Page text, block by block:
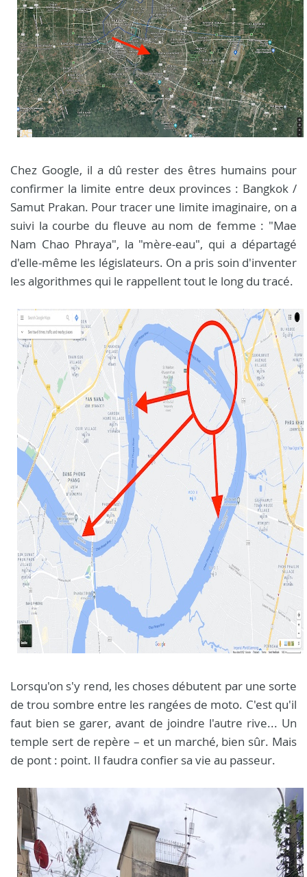
Chez Google, il a dû rester des êtres humains pour
confirmer la limite entre deux provinces : Bangkok /
Samut Prakan. Pour tracer une limite imaginaire, on a
suivi la courbe du fleuve au nom de femme : "Mae
Nam Chao Phraya", la "mère-eau", qui a départagé
d'elle-même les législateurs. On a pris soin d'inventer
les algorithmes qui le rappellent tout le long du tracé.
Lorsqu'on s'y rend, les choses débutent par une sorte
de trou sombre entre les rangées de moto. C'est qu'il
faut bien se garer, avant de joindre l'autre rive... Un
temple sert de repère – et un marché, bien sûr. Mais
de pont : point. Il faudra confier sa vie au passeur.